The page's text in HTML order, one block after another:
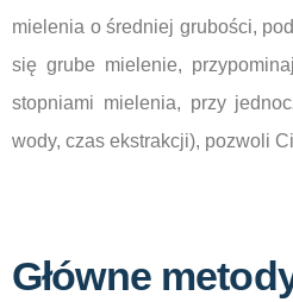
mielenia o średniej grubości,
się grube mielenie,
stopniami mielenia, przy
wody, czas ekstrakcji), pozwoli
Główne